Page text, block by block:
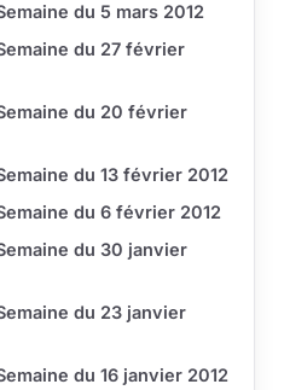
du 5 mars 2012
du 27 février
du 20 février
du 13 février 2012
du 6 février 2012
du 30 janvier
du 23 janvier
du 16 janvier 2012